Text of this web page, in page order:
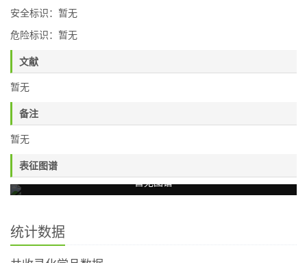
安全标识：暂无
危险标识：暂无
文献
暂无
备注
暂无
表征图谱
暂无图谱
统计数据